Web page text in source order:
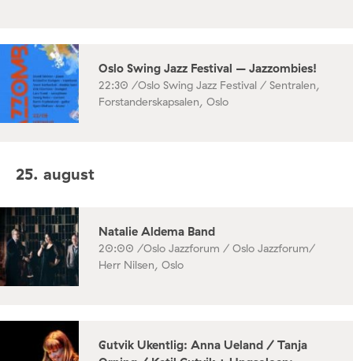
Oslo Swing Jazz Festival – Jazzombies!
22:30 /Oslo Swing Jazz Festival / Sentralen,
Forstanderskapsalen, Oslo
25. august
Natalie Aldema Band
20:00 /Oslo Jazzforum / Oslo Jazzforum/
Herr Nilsen, Oslo
Gutvik Ukentlig: Anna Ueland / Tanja